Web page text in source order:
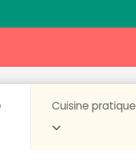
Cuisine pratique